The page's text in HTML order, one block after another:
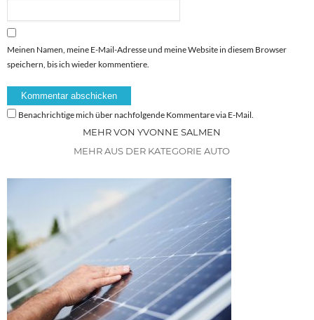
Meinen Namen, meine E-Mail-Adresse und meine Website in diesem Browser
speichern, bis ich wieder kommentiere.
Benachrichtige mich über nachfolgende Kommentare via E-Mail.
MEHR VON YVONNE SALMEN
MEHR AUS DER KATEGORIE AUTO